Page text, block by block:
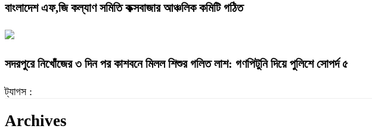
বাংলাদেশ এফ,জি কল্যাণ সমিতি কক্সবাজার আঞ্চলিক কমিটি গঠিত
সদরপুরে নিখোঁজের ৩ দিন পর কাশবনে মিলল শিশুর গলিত লাশ: গণপিটুনি দিয়ে পুলিশে সোপর্দ ৫
ট্যাগস :
Archives